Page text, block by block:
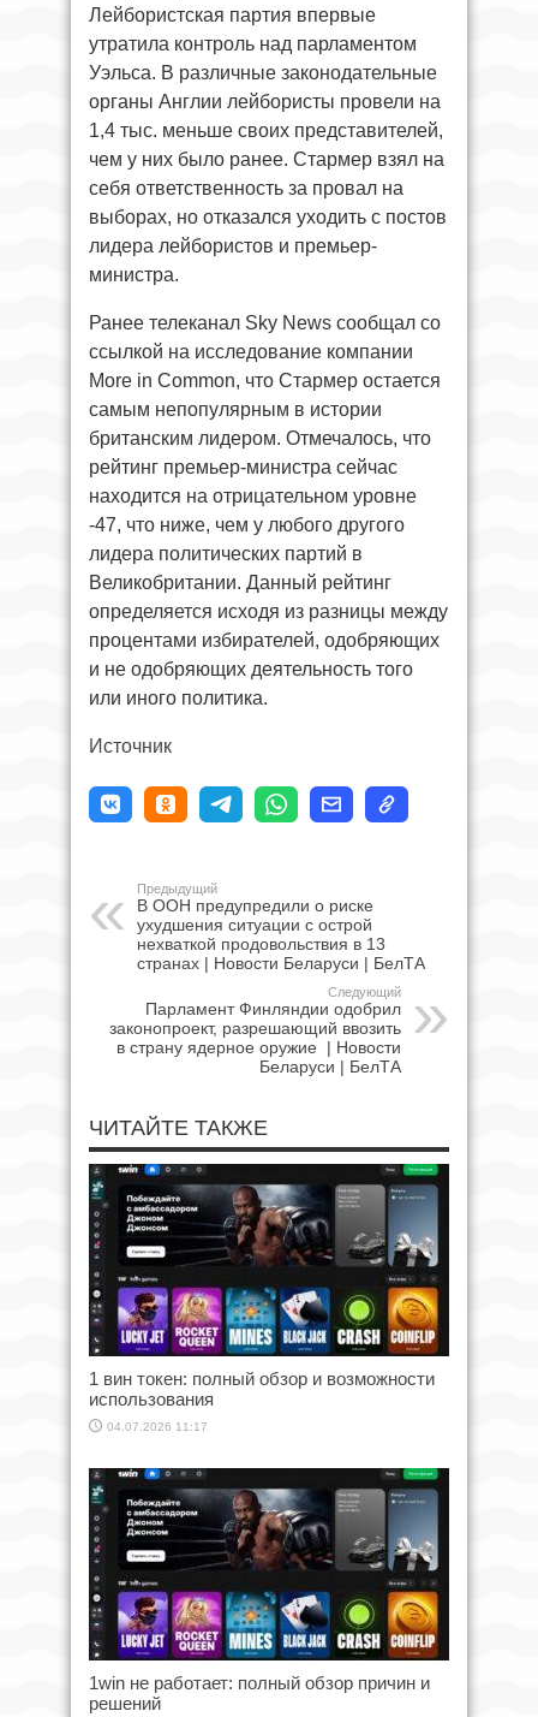
Лейбористская партия впервые
утратила контроль над парламентом
Уэльса. В различные законодательные
органы Англии лейбористы провели на
1,4 тыс. меньше своих представителей,
чем у них было ранее. Стармер взял на
себя ответственность за провал на
выборах, но отказался уходить с постов
лидера лейбористов и премьер-
министра.
Ранее телеканал Sky News сообщал со
ссылкой на исследование компании
More in Common, что Стармер остается
самым непопулярным в истории
британским лидером. Отмечалось, что
рейтинг премьер-министра сейчас
находится на отрицательном уровне
-47, что ниже, чем у любого другого
лидера политических партий в
Великобритании. Данный рейтинг
определяется исходя из разницы между
процентами избирателей, одобряющих
и не одобряющих деятельность того
или иного политика.
Источник
Предыдущий
В ООН предупредили о риске
ухудшения ситуации с острой
нехваткой продовольствия в 13
странах | Новости Беларуси | БелТА
Следующий
Парламент Финляндии одобрил
законопроект, разрешающий ввозить
в страну ядерное оружие | Новости
Беларуси | БелТА
ЧИТАЙТЕ ТАКЖЕ
1 вин токен: полный обзор и возможности
использования
04.07.2026 11:17
1win не работает: полный обзор причин и
решений